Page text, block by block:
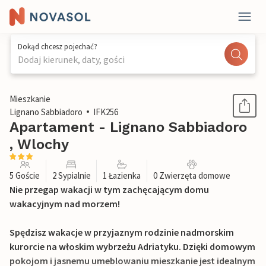
Dokąd chcesz pojechać?
Dodaj kierunek, daty, gości
1 / 21
Mieszkanie
Lignano Sabbiadoro
IFK256
Apartament - Lignano Sabbiadoro
, Wlochy
5 Goście 2 Sypialnie 1 Łazienka 0 Zwierzęta domowe
Nie przegap wakacji w tym zachęcającym domu
wakacyjnym nad morzem!
Spędzisz wakacje w przyjaznym rodzinie nadmorskim
kurorcie na włoskim wybrzeżu Adriatyku. Dzięki domowym
pokojom i jasnemu umeblowaniu mieszkanie jest idealnym